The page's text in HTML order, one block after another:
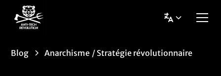
Blog Anarchisme / Stratégie révolutionnaire